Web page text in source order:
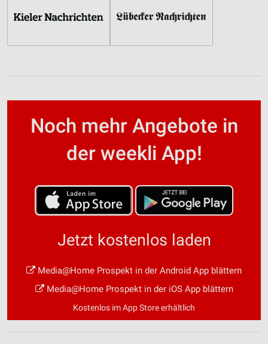
Noch mehr Angebote in
der weekli App!
Jetzt kostenlos laden
Media@Home Prospekt in der Android App blättern
Media@Home Prospekt in der iOS App blättern
Kostenlos im App Store erhältlich